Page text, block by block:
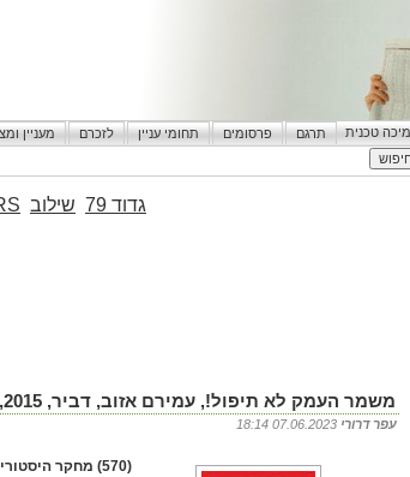
טכנית תרגם פרסומים תחומי עניין לזכרם מעניין
גדוד 79 שילוב
משמר העמק לא תיפול!, עמירם אזוב, דביר, 2015, 352
עפר דרורי
(570) מחקר היסטורי אקדמי